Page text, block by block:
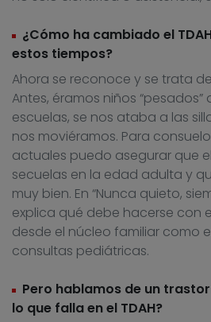
¿Cómo ha cambiado el
estos tiempos?
Ahora se reconoce y se trata
Antes, éramos niños “pesados”
escuelas, se nos ataba a las
nos moviéramos. Para
actuales puedo asegurar que
secuelas en la edad adulta y
muy bien. En “Nunca quieto,
explica qué debe hacerse con
desde el núcleo familiar como
consultas pediátricas.
Pero hablamos de un
lo que falla en el TDAH?